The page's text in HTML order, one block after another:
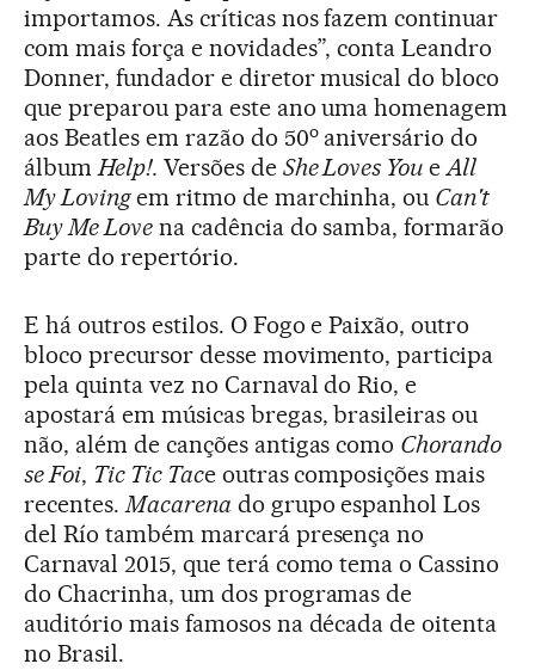
importamos. As críticas nos fazem continuar
com mais força e novidades”, conta Leandro
Donner, fundador e diretor musical do bloco
que preparou para este ano uma homenagem
aos Beatles em razão do 50oaniversário do
álbumHelp!. Versões de She Loves You eAll
My Lovingem ritmo de marchinha, ou Can't
Buy Me Lovena cadência do samba, formarão
parte do repertório.
E há outros estilos. O Fogo e Paixão, outro
bloco precursor desse movimento, participa
pela quinta vez no Carnaval do Rio, e
apostará em músicas bregas, brasileiras ou
não, além de canções antigas como Chorando
se Foi, Tic Tic Tace outras composições mais
recentes.Macarena do grupo espanhol Los
del Río também marcará presença no
Carnaval 2015, que terá como tema o Cassino
do Chacrinha, um dos programas de
auditório mais famosos na década de oitenta
no Brasil.